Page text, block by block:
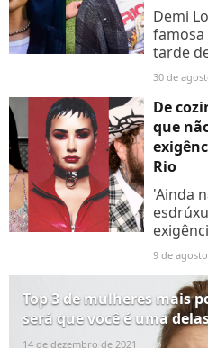
Demi
famosa
tarde
a
30 de
De
que
Rio
'Ainda
Será?
9 de
Top 3 de mulheres mais
será que você é uma
14 de dezembro de 2021